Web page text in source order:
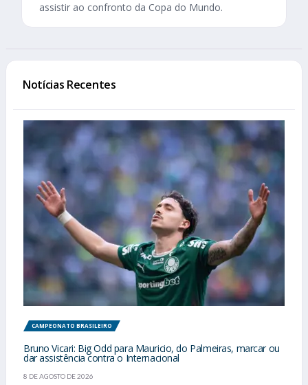
assistir ao confronto da Copa do Mundo.
Notícias Recentes
CAMPEONATO BRASILEIRO
Bruno Vicari: Big Odd para Mauricio, do Palmeiras, marcar ou
dar assistência contra o Internacional
8 DE AGOSTO DE 2026